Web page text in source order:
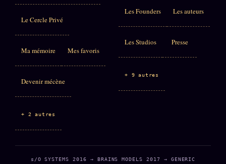
Le Cercle Privé
Ma mémoire Mes favoris
Devenir mécène
+ 2 autres
Les Founders Les auteurs
Les Studios Presse
+ 9 autres
s/O SYSTEMS 2016 → BRAINS MODELS 2017 → GENERIC